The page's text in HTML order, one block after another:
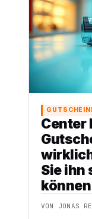
Center
Sie ihn
können
VON JONAS